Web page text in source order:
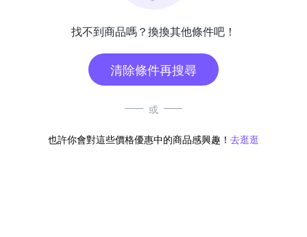
找不到商品嗎？換換其他條件吧！
清除條件再搜尋
或
也許你會對這些價格優惠中的商品感興趣！ 去逛逛